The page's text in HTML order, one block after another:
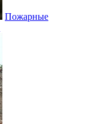
Пожарные